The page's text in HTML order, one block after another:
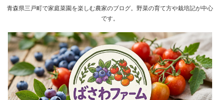
青森県三戸町で家庭菜園を楽しむ農家のブログ。野菜の育て方や栽培記が中心
です。